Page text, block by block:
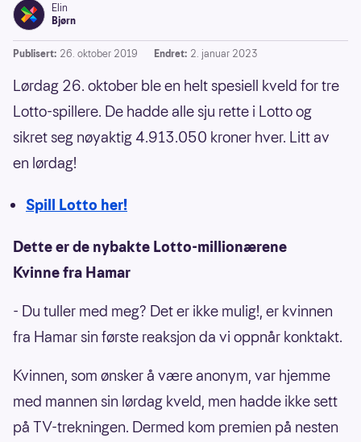
Elin
Bjørn
Publisert: 26. oktober 2019 Endret: 2. januar 2023
Lørdag 26. oktober ble en helt spesiell kveld for tre
Lotto-spillere. De hadde alle sju rette i Lotto og
sikret seg nøyaktig 4.913.050 kroner hver. Litt av
en lørdag!
Spill Lotto her!
Dette er de nybakte Lotto-millionærene
Kvinne fra Hamar
- Du tuller med meg? Det er ikke mulig!, er kvinnen
fra Hamar sin første reaksjon da vi oppnår konktakt.
Kvinnen, som ønsker å være anonym, var hjemme
med mannen sin lørdag kveld, men hadde ikke sett
på TV-trekningen. Dermed kom premien på nesten